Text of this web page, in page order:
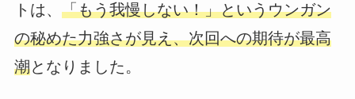
トは、 「もう我慢しない！」というウンガン
の秘めた力強さが見え、次回への期待が最高
潮となりました。